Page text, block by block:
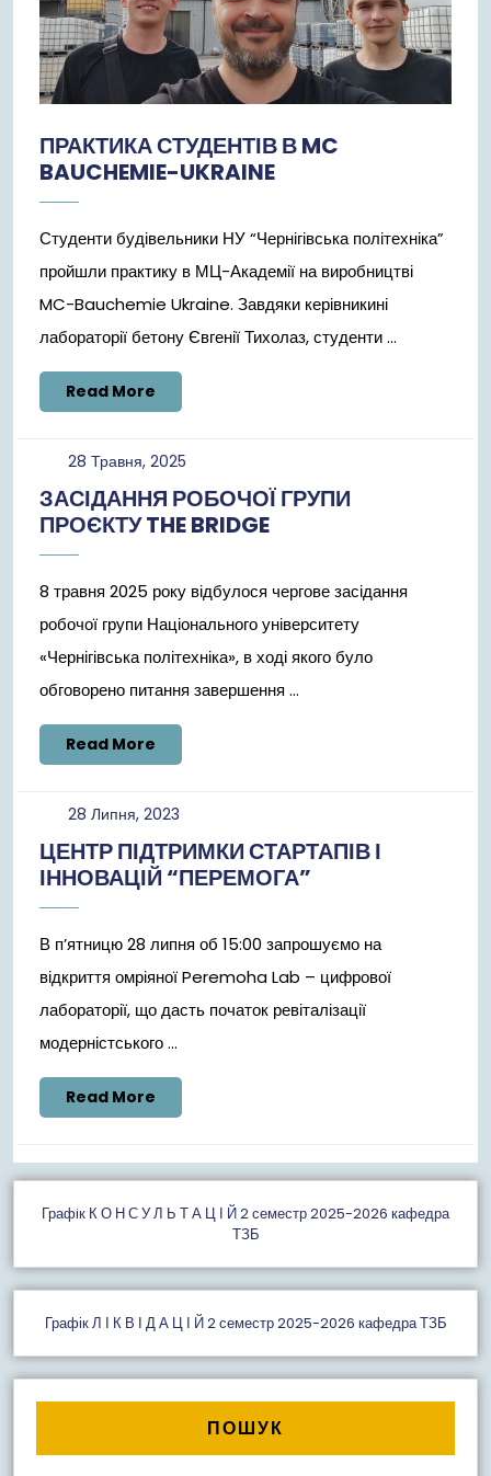
ПРАКТИКА СТУДЕНТІВ В MC
BAUCHEMIE-UKRAINE
Студенти будівельники НУ “Чернігівська політехніка”
пройшли практику в МЦ-Академії на виробництві
MC-Bauchemie Ukraine. Завдяки керівникині
лабораторії бетону Євгенії Тихолаз, студенти ...
Read More
More
28 Травня, 202528
2025
ЗАСІДАННЯ РОБОЧОЇ ГРУПИ
ПРОЄКТУ THE BRIDGE
8 травня 2025 року відбулося чергове засідання
робочої групи Національного університету
«Чернігівська політехніка», в ході якого було
обговорено питання завершення ...
Read More
More
28 Липня, 202328
2023
ЦЕНТР ПІДТРИМКИ СТАРТАПІВ І
ІННОВАЦІЙ “ПЕРЕМОГА”
В п’ятницю 28 липня об 15:00 запрошуємо на
відкриття омріяної Peremoha Lab – цифрової
лабораторії, що дасть початок ревіталізації
модерністського ...
Read More
More
Графiк К О Н С У Л Ь Т А Ц І Й 2 семестр 2025-2026 кафедра
ТЗБ
Графік Л І К В І Д А Ц І Й 2 семестр 2025-2026 кафедра ТЗБ
ПОШУК